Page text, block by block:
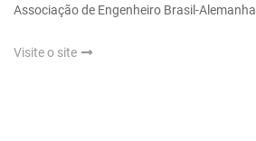
Associação de Engenheiro Brasil-Alemanha
Visite o site